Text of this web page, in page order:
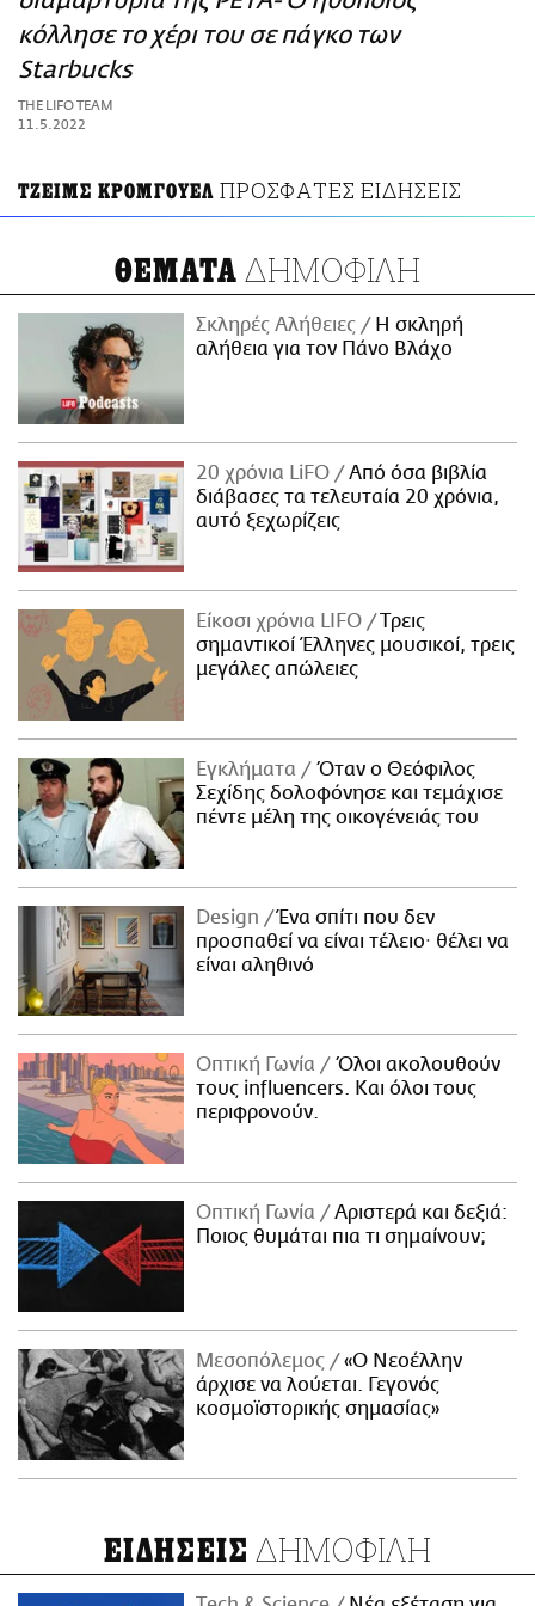
ΑΜΠΑ
PRINT
κόλλησε το χέρι του σε πάγκο των
Starbucks
THE LIFO TEAM
11.5.2022
ΤΖΕΙΜΣ ΚΡΟΜΓΟΥΕΛ ΠΡΟΣΦΑΤΕΣ ΕΙΔΗΣΕΙΣ
ΘΕΜΑΤΑ ΔΗΜΟΦΙΛΗ
Σκληρές Αλήθειες
H σκληρή
αλήθεια για τον Πάνο Βλάχο
20 χρόνια LiFO
Από όσα βιβλία
διάβασες τα τελευταία 20 χρόνια,
αυτό ξεχωρίζεις
Είκοσι χρόνια LIFO
Tρεις
σημαντικοί Έλληνες μουσικοί, τρεις
μεγάλες απώλειες
Εγκλήματα
Όταν ο Θεόφιλος
Σεχίδης δολοφόνησε και τεμάχισε
πέντε μέλη της οικογένειάς του
Design
Ένα σπίτι που δεν
προσπαθεί να είναι τέλειο· θέλει να
είναι αληθινό
Οπτική Γωνία
Όλοι ακολουθούν
τους influencers. Και όλοι τους
περιφρονούν.
Οπτική Γωνία
Αριστερά και δεξιά:
Ποιος θυμάται πια τι σημαίνουν;
Μεσοπόλεμος
«Ο Νεοέλλην
άρχισε να λούεται. Γεγονός
κοσμοϊστορικής σημασίας»
ΕΙΔΗΣΕΙΣ ΔΗΜΟΦΙΛΗ